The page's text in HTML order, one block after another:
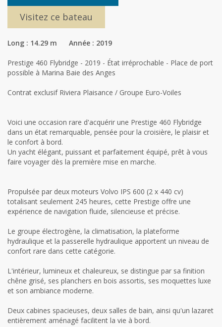
Visitez ce bateau
Long : 14.29 m Année : 2019
Prestige 460 Flybridge - 2019 - État irréprochable - Place de port
possible à Marina Baie des Anges
Contrat exclusif Riviera Plaisance / Groupe Euro-Voiles
Voici une occasion rare d'acquérir une Prestige 460 Flybridge
dans un état remarquable, pensée pour la croisière, le plaisir et
le confort à bord.
Un yacht élégant, puissant et parfaitement équipé, prêt à vous
faire voyager dès la première mise en marche.
Propulsée par deux moteurs Volvo IPS 600 (2 x 440 cv)
totalisant seulement 245 heures, cette Prestige offre une
expérience de navigation fluide, silencieuse et précise.
Le groupe électrogène, la climatisation, la plateforme
hydraulique et la passerelle hydraulique apportent un niveau de
confort rare dans cette catégorie.
L'intérieur, lumineux et chaleureux, se distingue par sa finition
chêne grisé, ses planchers en bois assortis, ses moquettes luxe
et son ambiance moderne.
Deux cabines spacieuses, deux salles de bain, ainsi qu'un lazaret
entièrement aménagé facilitent la vie à bord.